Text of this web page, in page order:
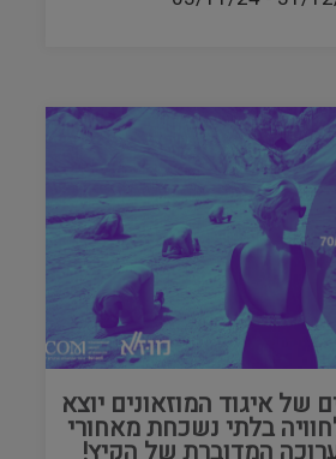
של איגוד המוזאונים יוצא
בלתי נשכחת מאחורי